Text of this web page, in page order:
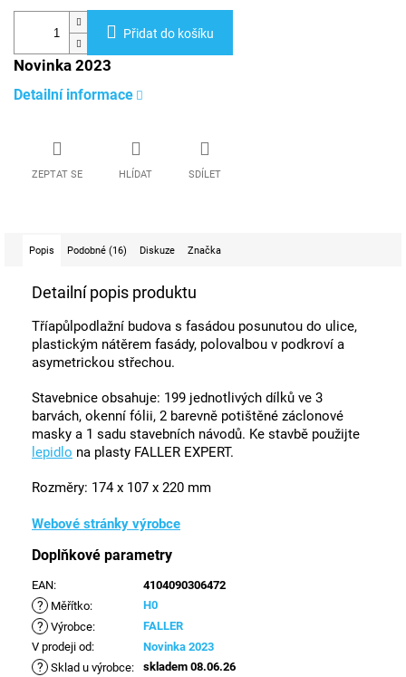
Přidat do košíku
Novinka 2023
Detailní informace
ZEPTAT SE HLÍDAT SDÍLET
Popis Podobné (16) Diskuze Značka
Detailní popis produktu
Tříapůlpodlažní budova s fasádou posunutou do ulice,
plastickým nátěrem fasády, polovalbou v podkroví a
asymetrickou střechou.
Stavebnice obsahuje: 199 jednotlivých dílků ve 3
barvách, okenní fólii, 2 barevně potištěné záclonové
masky a 1 sadu stavebních návodů. Ke stavbě použijte
lepidlo na plasty FALLER EXPERT.
Rozměry: 174 x 107 x 220 mm
Webové stránky výrobce
Doplňkové parametry
EAN: 4104090306472
? Měřítko: H0
? Výrobce:
FALLER
V prodeji od: Novinka 2023
? Sklad u výrobce: skladem 08.06.26